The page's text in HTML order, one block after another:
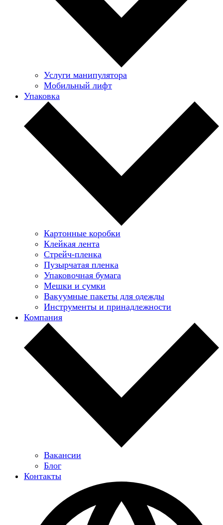
Услуги манипулятора
Мобильный лифт
Упаковка
Картонные коробки
Клейкая лента
Стрейч-пленка
Пузырчатая пленка
Упаковочная бумага
Мешки и сумки
Вакуумные пакеты для одежды
Инструменты и принадлежности
Компания
Вакансии
Блог
Контакты